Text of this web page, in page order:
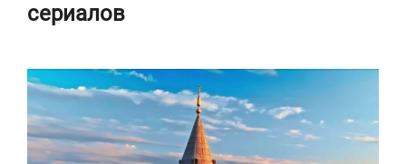
сериалов